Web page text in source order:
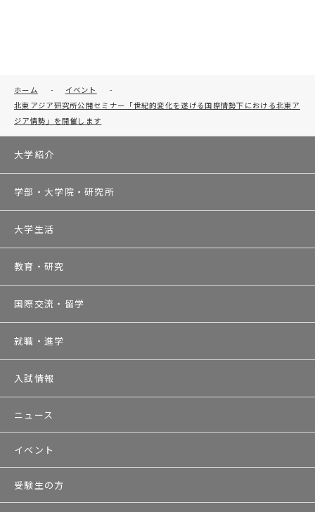
ホーム - イベント
-
北東アジア研究所公開セミナー「世紀的変化を遂げる国際情勢下における北東ア
ジア情勢」を開催します
大学紹介
学部・大学院・研究所
大学生活
教育・研究
国際交流・留学
就職・進学
入試情報
ニュース
イベント
受験生の方